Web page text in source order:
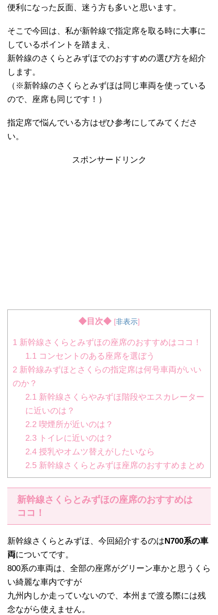
便利になった反面、迷う方も多いと思います。
そこで今回は、私が新幹線で指定席を取る時に大事に
しているポイントを踏まえ、
新幹線のさくらとみずほでのおすすめの選び方を紹介
します。
（※新幹線のさくらとみずほは同じ車両を使っている
ので、座席も同じです！）
指定席で悩んでいる方はぜひ参考にしてみてくださ
い。
スポンサードリンク
◆目次◆ [非表示]
1 新幹線さくらとみずほの座席のおすすめはココ！
1.1コンセントのある座席を選ぼう
2 新幹線みずほとさくらの指定席は何号車両がいい
のか？
2.1新幹線さくらやみずほ階段やエスカレーター
に近いのは？
2.2喫煙所が近いのは？
2.3トイレに近いのは？
2.4授乳やオムツ替えがしたいなら
2.5新幹線さくらとみずほ座席のおすすめまとめ
新幹線さくらとみずほの座席のおすすめは
ココ！
新幹線さくらとみずほ、今回紹介するのは N700系の車
両についてです。
800系の車両は、全部の座席がグリーン車かと思うくら
い綺麗な車内ですが
九州内しか走っていないので、本州まで渡る際には残
念ながら使えません。